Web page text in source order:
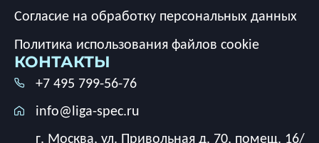
Согласие на обработку персональных данных
Политика использования файлов cookie
КОНТАКТЫ
+7 495 799-56-76
info@liga-spec.ru
г. Москва, ул. Привольная д. 70, помещ. 16/